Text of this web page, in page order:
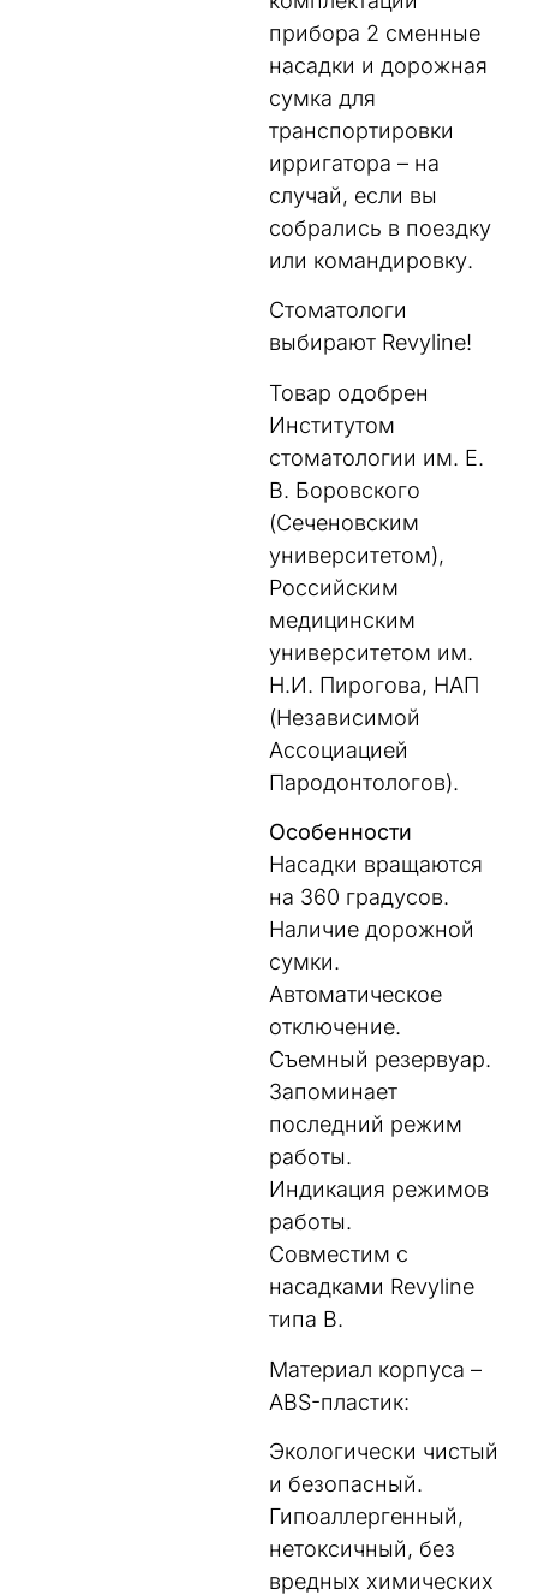
прибора 2 сменные
насадки и дорожная
сумка для
транспортировки
ирригатора – на
случай, если вы
собрались в поездку
или командировку.
Стоматологи
выбирают Revyline!
Товар одобрен
Институтом
стоматологии им. Е.
В. Боровского
(Сеченовским
университетом),
Российским
медицинским
университетом им.
Н.И. Пирогова, НАП
(Независимой
Ассоциацией
Пародонтологов).
Особенности
Насадки вращаются
на 360 градусов.
Наличие дорожной
сумки.
Автоматическое
отключение.
Съемный резервуар.
Запоминает
последний режим
работы.
Индикация режимов
работы.
Совместим с
насадками Revyline
типа B.
Материал корпуса –
ABS-пластик:
Экологически чистый
и безопасный.
Гипоаллергенный,
нетоксичный, без
вредных химических